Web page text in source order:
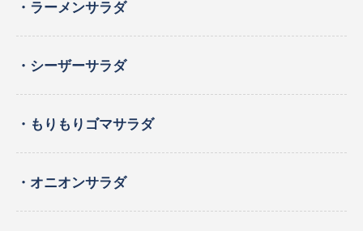
・ラーメンサラダ
・シーザーサラダ
・もりもりゴマサラダ
・オニオンサラダ